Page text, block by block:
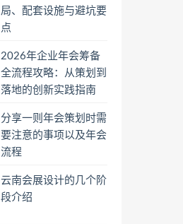
局、配套设施与避坑要
点
2026年企业年会筹备
全流程攻略：从策划到
落地的创新实践指南
分享一则年会策划时需
要注意的事项以及年会
流程
云南会展设计的几个阶
段介绍